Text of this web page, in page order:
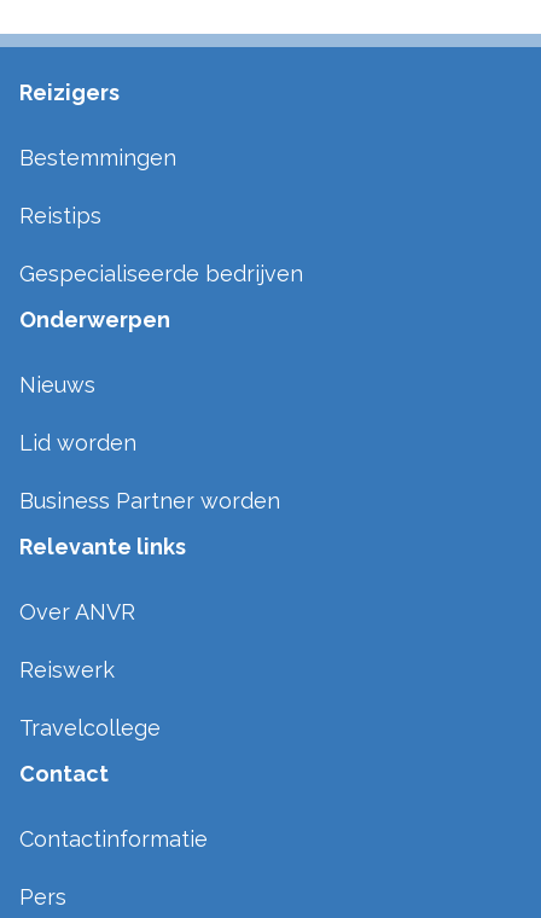
Reizigers
Bestemmingen
Reistips
Gespecialiseerde bedrijven
Onderwerpen
Nieuws
Lid worden
Business Partner worden
Relevante links
Over ANVR
Reiswerk
Travelcollege
Contact
Contactinformatie
Pers